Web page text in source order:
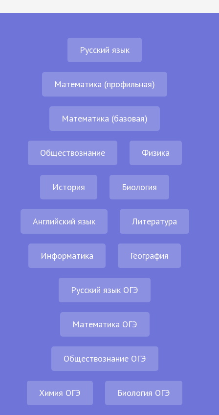
Русский язык
Математика (профильная)
Математика (базовая)
Обществознание Физика
История Биология
Английский язык Литература
Информатика География
Русский язык ОГЭ
Математика ОГЭ
Обществознание ОГЭ
Химия ОГЭ Биология ОГЭ